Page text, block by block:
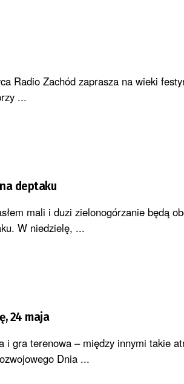
Radio Zachód zaprasza na wieki
...
deptaku
mali i duzi zielonogórzanie będą
W niedzielę, ...
24 maja
i gra terenowa – między innymi takie
Dnia ...